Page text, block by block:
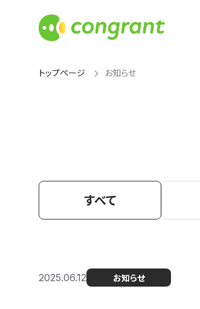
トップページ お知らせ
すべて
2025.06.12 お知らせ